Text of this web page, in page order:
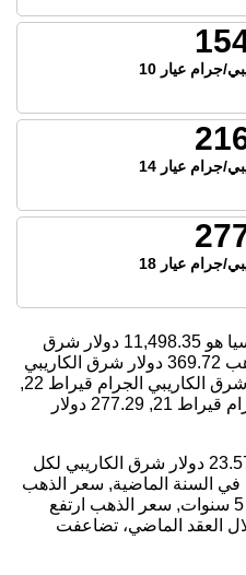
جرام عيار 10
جرام عيار 14
جرام عيار 18
هو 11,498.35 دولار شرق
369.72 دولار شرق الكاريبي
الكاريبي الجرام قيراط 22,
قيراط 21, 277.29 دولار
اليوم، ارتفع سعر الذهب بمقدار 23.57 دولار شرق الكاريبي لكل
في السنة الماضية, سعر الذهب
ارتفع بمقدار 25.25%. على مدى 5 سنوات, سعر الذهب ارتفع
(+140.7%). خلال العقد الماضي، تضاعفت